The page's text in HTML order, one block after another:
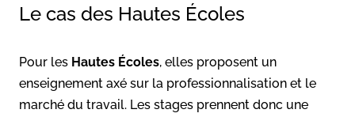
Le cas des Hautes Écoles
Pour les Hautes Écoles, elles proposent un
enseignement axé sur la professionnalisation et le
marché du travail. Les stages prennent donc une